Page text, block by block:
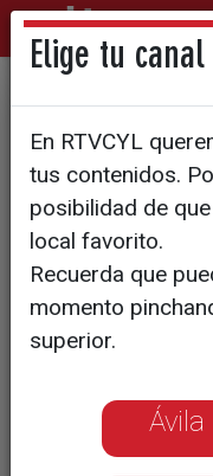
Más de
el 3x3
Elige tu
En RTVCYL
tus contenidos.
posibilidad de
local favorito.
Recuerda que
momento
superior.
Ávila